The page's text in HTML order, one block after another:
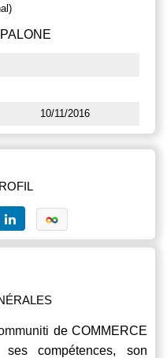
10/11/2016
de COMMERCE
ses compétences, son